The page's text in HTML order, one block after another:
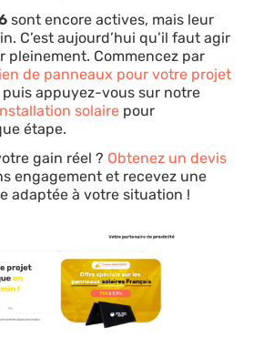
sont encore actives, mais leur
C’est aujourd’hui qu’il faut agir
pleinement. Commencez par
de panneaux pour votre projet
appuyez-vous sur notre
solairepour
étape.
gain réel ? Obtenez un devis
engagement et recevez une
adaptée à votre situation !